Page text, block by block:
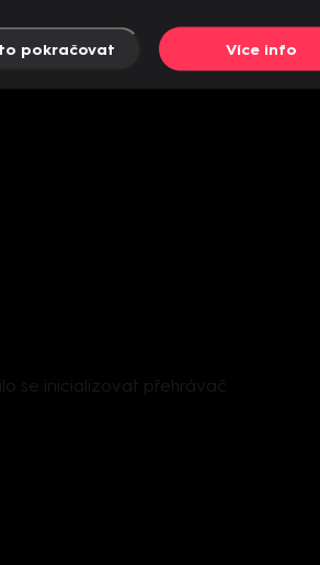
se inicializovat přehrávač
pokračovat Více info